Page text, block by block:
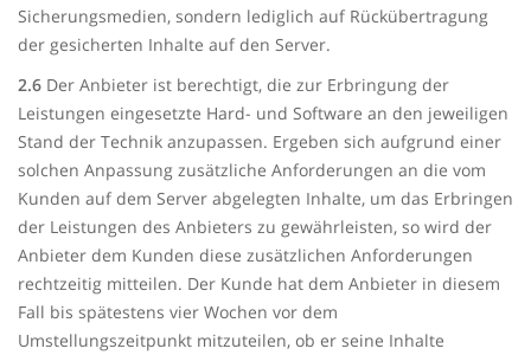
Sicherungsmedien, sondern lediglich auf Rückübertragung
der gesicherten Inhalte auf den Server.
2.6 Der Anbieter ist berechtigt, die zur Erbringung der
Leistungen eingesetzte Hard- und Software an den jeweiligen
Stand der Technik anzupassen. Ergeben sich aufgrund einer
solchen Anpassung zusätzliche Anforderungen an die vom
Kunden auf dem Server abgelegten Inhalte, um das Erbringen
der Leistungen des Anbieters zu gewährleisten, so wird der
Anbieter dem Kunden diese zusätzlichen Anforderungen
rechtzeitig mitteilen. Der Kunde hat dem Anbieter in diesem
Fall bis spätestens vier Wochen vor dem
Umstellungszeitpunkt mitzuteilen, ob er seine Inhalte